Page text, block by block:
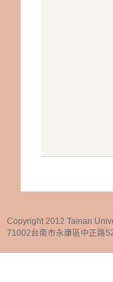
Copyright 2012 Tainan
71002台南市永康區中正路